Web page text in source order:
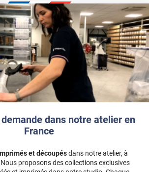
dans notre atelier en
France
et découpésdans notre atelier, à
proposons des collections exclusives